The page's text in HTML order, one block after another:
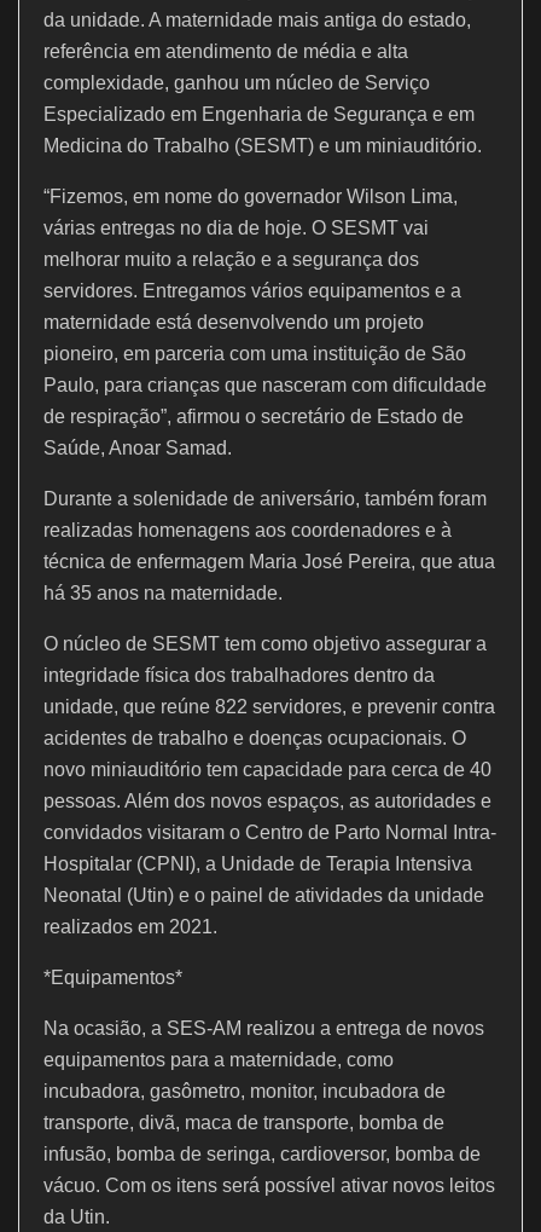
da unidade. A maternidade mais antiga do estado,
referência em atendimento de média e alta
complexidade, ganhou um núcleo de Serviço
Especializado em Engenharia de Segurança e em
Medicina do Trabalho (SESMT) e um miniauditório.
“Fizemos, em nome do governador Wilson Lima,
várias entregas no dia de hoje. O SESMT vai
melhorar muito a relação e a segurança dos
servidores. Entregamos vários equipamentos e a
maternidade está desenvolvendo um projeto
pioneiro, em parceria com uma instituição de São
Paulo, para crianças que nasceram com dificuldade
de respiração”, afirmou o secretário de Estado de
Saúde, Anoar Samad.
Durante a solenidade de aniversário, também foram
realizadas homenagens aos coordenadores e à
técnica de enfermagem Maria José Pereira, que atua
há 35 anos na maternidade.
O núcleo de SESMT tem como objetivo assegurar a
integridade física dos trabalhadores dentro da
unidade, que reúne 822 servidores, e prevenir contra
acidentes de trabalho e doenças ocupacionais. O
novo miniauditório tem capacidade para cerca de 40
pessoas. Além dos novos espaços, as autoridades e
convidados visitaram o Centro de Parto Normal Intra-
Hospitalar (CPNI), a Unidade de Terapia Intensiva
Neonatal (Utin) e o painel de atividades da unidade
realizados em 2021.
*Equipamentos*
Na ocasião, a SES-AM realizou a entrega de novos
equipamentos para a maternidade, como
incubadora, gasômetro, monitor, incubadora de
transporte, divã, maca de transporte, bomba de
infusão, bomba de seringa, cardioversor, bomba de
vácuo. Com os itens será possível ativar novos leitos
da Utin.